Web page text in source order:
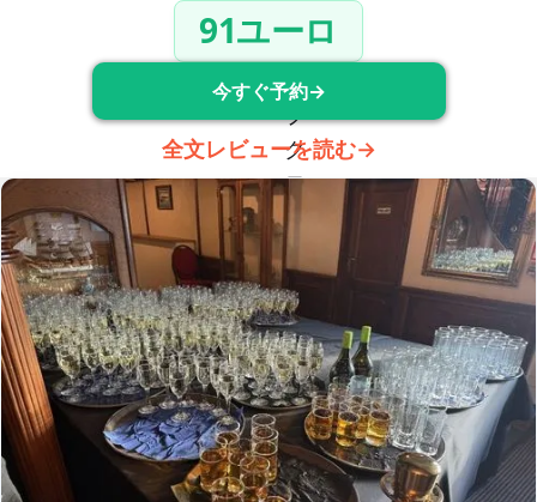
91ユーロ
今すぐ予約→
全文レビューを読む→